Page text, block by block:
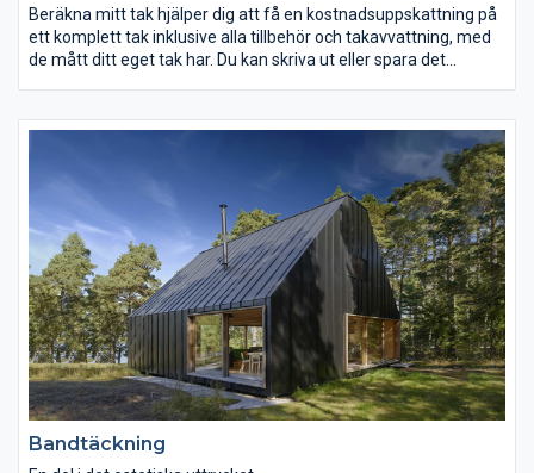
Beräkna mitt tak hjälper dig att få en kostnadsuppskattning på
ett komplett tak inklusive alla tillbehör och takavvattning, med
de mått ditt eget tak har. Du kan skriva ut eller spara det
produkter du behöver till ditt nya tak.
Bandtäckning